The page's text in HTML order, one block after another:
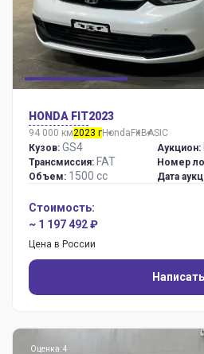
HONDA FIT2023
94 000 км2023 гHondaFitBASIC
Кузов: GS4
Трансмиссия: FAT
Объем: 1500 сс
Аукцион:
Номер
Дата
Стоимость:
~ 1 197 492 ₽
Цена в России
Написать
Оценка: 4